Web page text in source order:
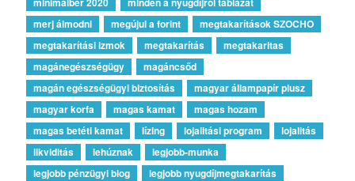
merj álmodni
megújul a forint
megtakarítások SZOCHO
megtakarítási izmok
megtakarítás
megtakaritas
magánegészségügy
magáncsőd
magán egészségügyi biztosítás
magyar állampapír plusz
magyar korfa
magas kamat
magas hozam
magas betéti kamat
lízing lojalitási program
lojalitás
likviditás
lehúznak
legjobb-munka
legjobb pénzügyi blog
legjobb nyugdíjmegtakarítás